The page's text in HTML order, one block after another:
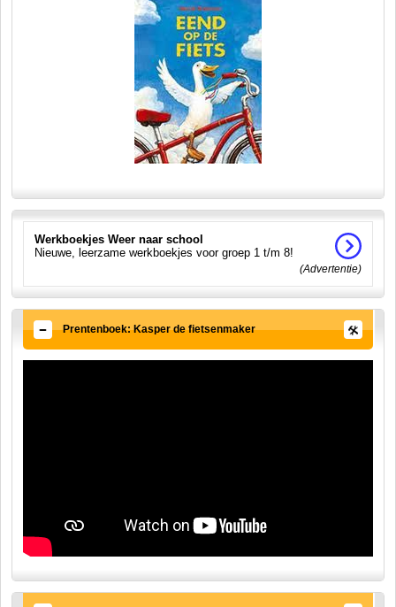
Werkboekjes Weer naar school
Nieuwe, leerzame werkboekjes voor groep 1 t/m 8!
(Advertentie)
Prentenboek: Kasper de fietsenmaker